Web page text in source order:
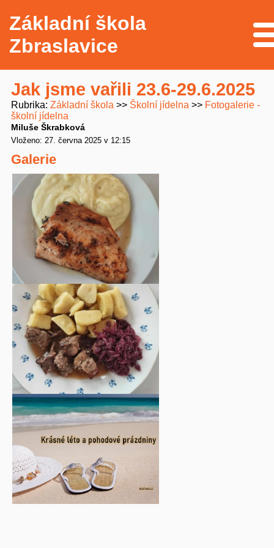
Základní škola
Zbraslavice
Jak jsme vařili 23.6-29.6.2025
Rubrika Základní škola Školní jídelna
Fotogalerie -
školní jídelna
Miluše Škrabková
Vloženo: 27. června 2025 v 12:15
Galerie